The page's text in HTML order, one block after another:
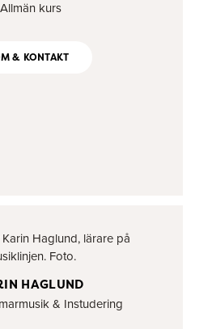
Allmän kurs
& KONTAKT
HAGLUND
& Instudering